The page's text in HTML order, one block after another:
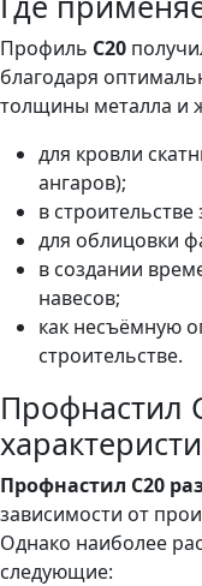
Профиль C20
благодаря
толщины металла и
для кровли
ангаров);
в
для облицовки
в создании
навесов;
как несъёмную
строительстве.
Профнастил
Профнастил C20
зависимости от
Однако наиболее
следующие: